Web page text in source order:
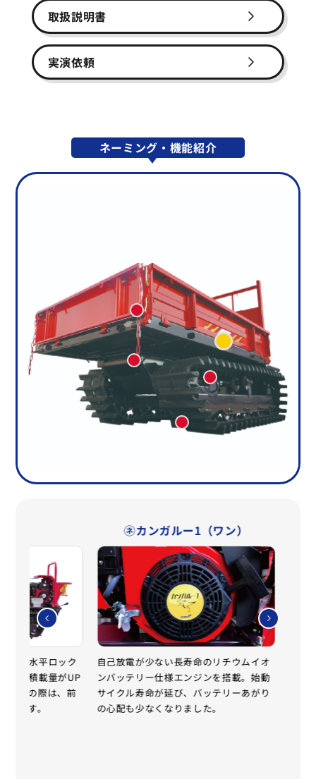
取扱説明書
実演依頼
ネーミング・機能紹介
板の水平ロック
ち、積載量がUP
排出の際は、前
きます。
㋧カンガルー1（ワン）
自己放電が少ない長寿命のリチウムイオ
ンバッテリー仕様エンジンを搭載。始動
サイクル寿命が延び、バッテリーあがり
の心配も少なくなりました。